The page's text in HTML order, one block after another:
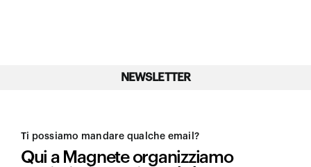
NEWSLETTER
Ti possiamo mandare qualche email?
Qui a Magnete organizziamo